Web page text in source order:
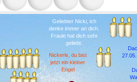
Nickerle, du bist
jetzt ein kleiner
Engel
Geliebter Nicki, ich
denke immer an dich.
Fraule hat dich sehr
geliebt.